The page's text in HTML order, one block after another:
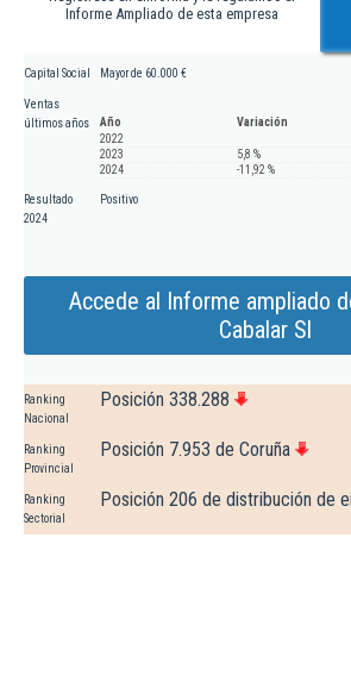
Informe Ampliado de esta empresa
Capital Social Mayor de 60.000 €
Ventas
últimos años
Año
Variación
2022
2023
5,8 %
2024
-11,92 %
Resultado
2024
Positivo
Accede al Informe ampliado
Cabalar Sl
Ranking
Nacional
Posición 338.288
Ranking
Provincial
Posición 7.953 de Coruña
Ranking
Sectorial
Posición 206 de distribución de